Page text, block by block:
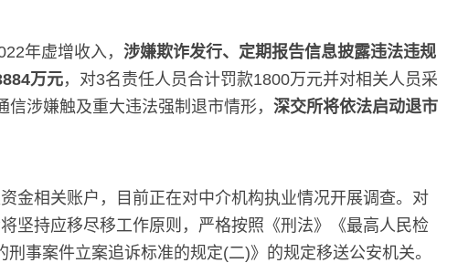
年虚增收入， 涉嫌欺诈发行、定期报告信息披露违法违规
万元，对3名责任人员合计罚款1800万元并对相关人员采
涉嫌触及重大违法强制退市情形， 深交所将依法启动退市
相关账户，目前正在对中介机构执业情况开展调查。对
坚持应移尽移工作原则，严格按照《刑法》《最高人民检
事案件立案追诉标准的规定(二)》的规定移送公安机关。